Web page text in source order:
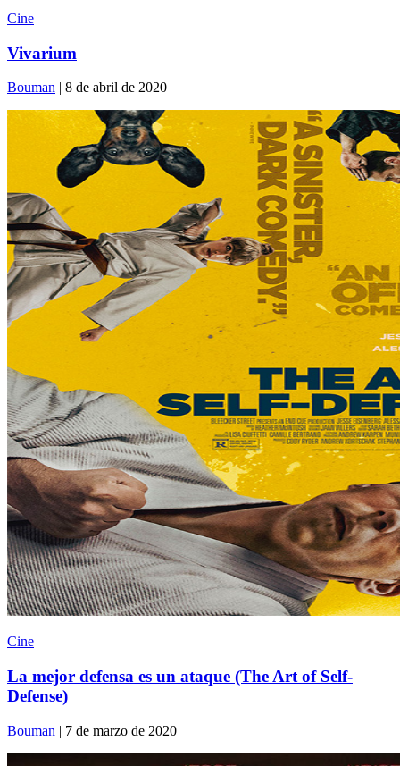
Cine
Vivarium
Bouman | 8 de abril de 2020
Cine
La mejor defensa es un ataque (The Art of Self-
Defense)
Bouman | 7 de marzo de 2020